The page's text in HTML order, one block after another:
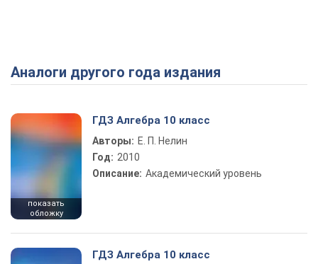
Play Video
Аналоги другого года издания
показать
обложку
ГДЗ Алгебра 10 класс
Авторы: Е. П. Нелин
Год: 2010
Описание: Академический уровень
ГДЗ Алгебра 10 класс